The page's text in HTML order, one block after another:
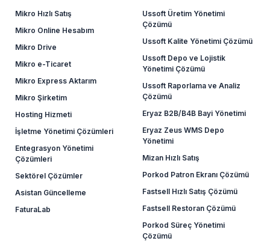
Mikro Hızlı Satış
Mikro Online Hesabım
Mikro Drive
Mikro e-Ticaret
Mikro Express Aktarım
Mikro Şirketim
Hosting Hizmeti
İşletme Yönetimi Çözümleri
Entegrasyon Yönetimi
Çözümleri
Sektörel Çözümler
Asistan Güncelleme
FaturaLab
Ussoft Üretim Yönetimi
Çözümü
Ussoft Kalite Yönetimi Çözümü
Ussoft Depo ve Lojistik
Yönetimi Çözümü
Ussoft Raporlama ve Analiz
Çözümü
Eryaz B2B/B4B Bayi Yönetimi
Eryaz Zeus WMS Depo
Yönetimi
Mizan Hızlı Satış
Porkod Patron Ekranı Çözümü
Fastsell Hızlı Satış Çözümü
Fastsell Restoran Çözümü
Porkod Süreç Yönetimi
Çözümü